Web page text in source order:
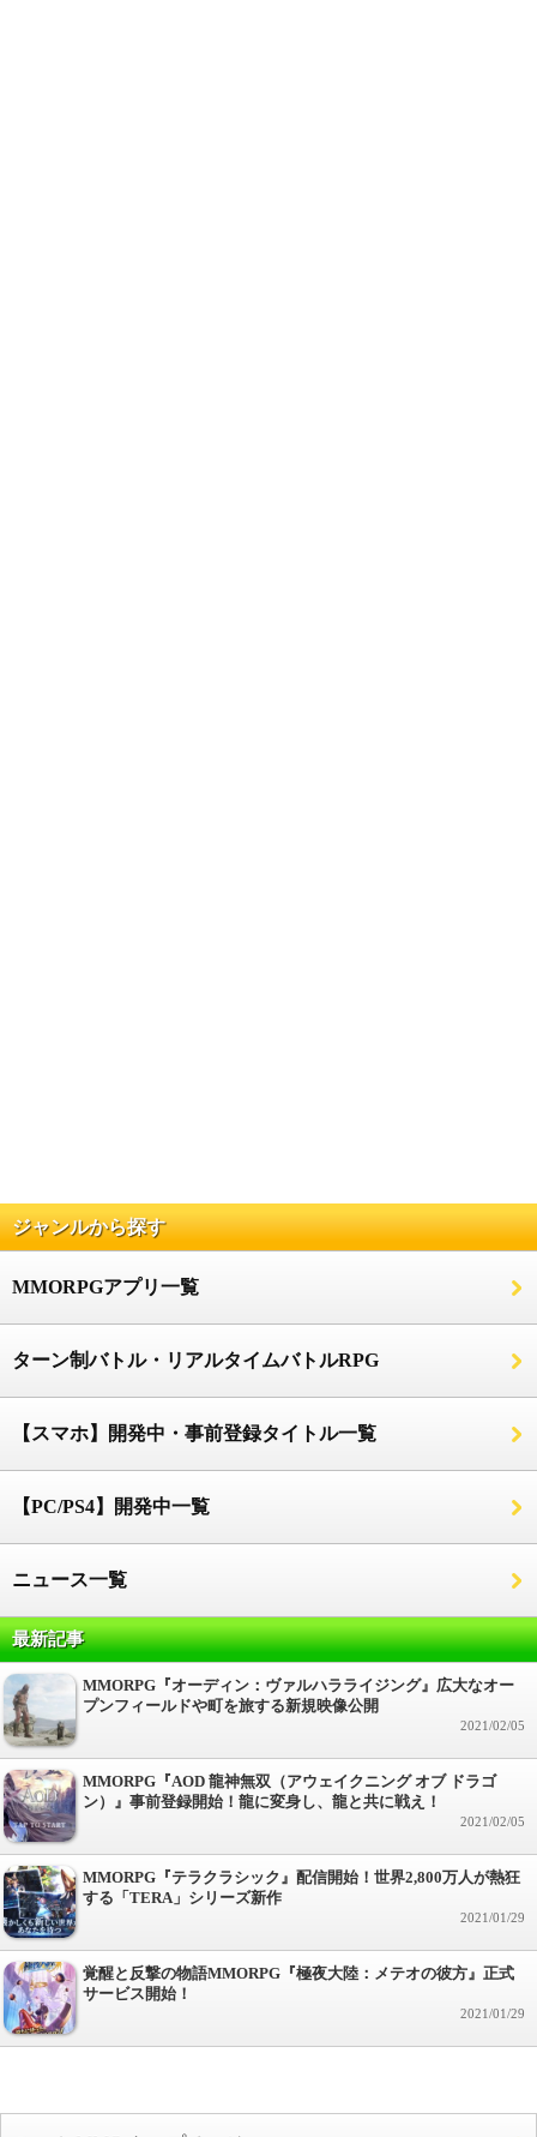
ジャンルから探す
MMORPGアプリ一覧
ターン制バトル・リアルタイムバトルRPG
【スマホ】開発中・事前登録タイトル一覧
【PC/PS4】開発中一覧
ニュース一覧
最新記事
MMORPG『オーディン：ヴァルハラライジング』広大なオー
プンフィールドや町を旅する新規映像公開
2021/02/05
MMORPG『AOD 龍神無双（アウェイクニング オブ ドラゴ
ン）』事前登録開始！龍に変身し、龍と共に戦え！
2021/02/05
MMORPG『テラクラシック』配信開始！世界2,800万人が熱狂
する「TERA」シリーズ新作
2021/01/29
覚醒と反撃の物語MMORPG『極夜大陸：メテオの彼方』正式
サービス開始！
2021/01/29